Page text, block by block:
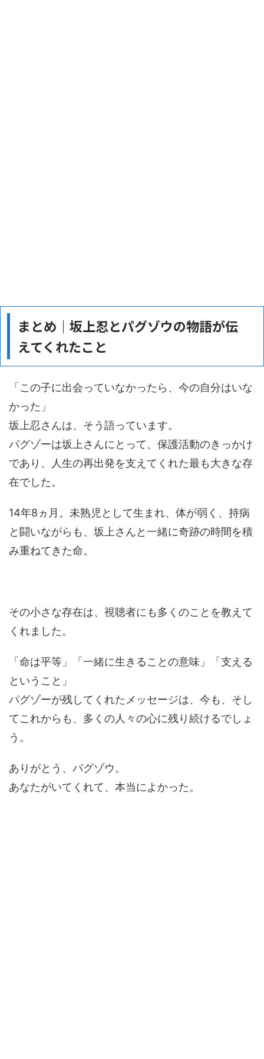
まとめ｜坂上忍とパグゾウの物語が伝
えてくれたこと
「この子に出会っていなかったら、今の自分はいな
かった」
坂上忍さんは、そう語っています。
パグゾーは坂上さんにとって、保護活動のきっかけ
であり、人生の再出発を支えてくれた最も大きな存
在でした。
14年8ヵ月。未熟児として生まれ、体が弱く、持病
と闘いながらも、坂上さんと一緒に奇跡の時間を積
み重ねてきた命。
その小さな存在は、視聴者にも多くのことを教えて
くれました。
「命は平等」「一緒に生きることの意味」「支える
ということ」
パグゾーが残してくれたメッセージは、今も、そし
てこれからも、多くの人々の心に残り続けるでしょ
う。
ありがとう、パグゾウ。
あなたがいてくれて、本当によかった。